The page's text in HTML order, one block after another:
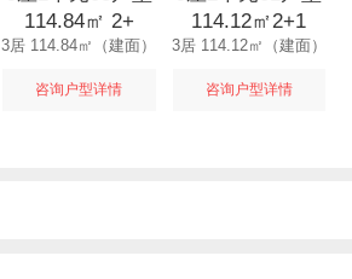
114.84㎡ 2+
3居 114.84㎡（建面）
咨询户型详情
114.12㎡2+1
3居 114.12㎡（建面）
咨询户型详情